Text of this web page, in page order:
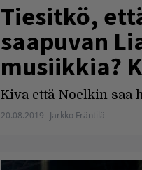
Tiesitkö,
saapuvan
musiikkia?
Kiva että Noelkin saa
20.08.2019 Jarkko Fräntilä